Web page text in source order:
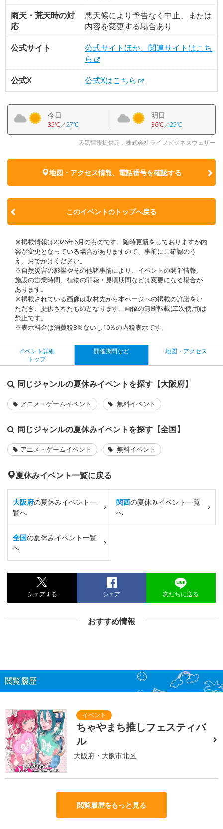
雨天・荒天時の対
応
悪天候により予告なく中止、または
内容を変更する場合あり
公式サイト
公式サイトほか、関連サイトはこち
ら
公式X
公式Xはこちら
今日
35℃／27℃
明日
36℃／25℃
天気情報提供元：株式会社ライフビジネスウェザー
地図・アクセス情報、電話番号を確認する
このイベントのトップへ戻る
※掲載情報は2026年6月のものです。随時更新をしておりますが内
容が変更となっている場合がありますので、事前にご確認のう
え、おでかけください。
※自然災害の影響やその他諸事情により、イベントの開催情報、
施設の営業時間、植物の開花・見頃期間などは変更になる場合が
あります。
※掲載されている画像は取材先から本ページへの掲載の許諾をい
ただき、提供されたものとなります。画像の無断転載(二次使用)は
禁止です。
※表示料金は消費税8％ないし10％の内税表示です。
イベント詳細
トップ
開催期間など 地図・アクセス
同じジャンルの夏休みイベントを探す【大阪府】
アニメ・ゲームイベント 無料イベント
同じジャンルの夏休みイベントを探す【全国】
アニメ・ゲームイベント 無料イベント
夏休みイベント一覧に戻る
大阪府の夏休みイベント一
覧へ
関西の夏休みイベント一覧
へ
全国の夏休みイベント一覧
へ
シェアする シェア 友だちに送る
おすすめ情報
閲覧履歴
ちゃやまち推しフェスティバ
ル
大阪府・大阪市北区
閲覧履歴をもっと見る